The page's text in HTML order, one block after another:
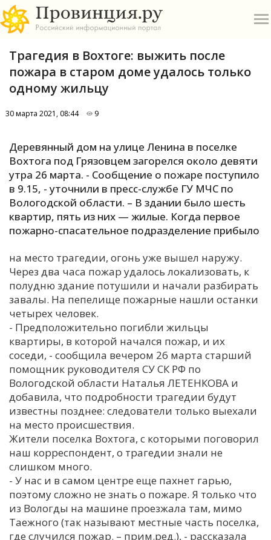
А
Б
В
Е
И
К
М
Н
П
С
Т
У
Х
Ч
Трагедия в Вохтоге: выжить после
пожара в старом доме удалось только
одному жильцу
30 марта 2021, 08:44 9
Деревянный дом на улице Ленина в поселке
Вохтога под Грязовцем загорелся около девяти
утра 26 марта. - Сообщение о пожаре поступило
в 9.15, - уточнили в пресс-службе ГУ МЧС по
Вологодской области. – В здании было шесть
квартир, пять из них — жилые. Когда первое
пожарно-спасательное подразделение прибыло
на место трагедии, огонь уже вышел наружу.
Через два часа пожар удалось локализовать, к
полудню здание потушили и начали разбирать
завалы. На пепелище пожарные нашли останки
четырех человек.
- Предположительно погибли жильцы
квартиры, в которой начался пожар, и их
соседи, - сообщила вечером 26 марта старший
помощник руководителя СУ СК РФ по
Вологодской области Наталья ЛЕТЕНКОВА и
добавила, что подробности трагедии будут
известны позднее: следователи только выехали
на место происшествия.
Жители поселка Вохтога, с которыми поговорил
наш корреспондент, о трагедии знали не
слишком много.
- У нас и в самом центре еще пахнет гарью,
поэтому сложно не знать о пожаре. Я только что
из Вологды на машине проезжала там, мимо
Таежного (так называют местные часть поселка,
где случился пожар. – прим.ред.), - рассказала